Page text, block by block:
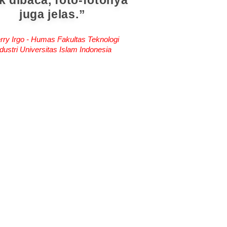
juga jelas.
Irgo - Humas Fakultas Teknologi
Universitas Islam Indonesia